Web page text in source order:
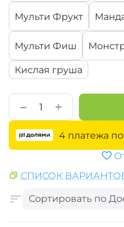
Мульти Фрукт
Мульти Фиш
Кислая груша
+
−
4 платежа по
СПИСОК
Сортировать по